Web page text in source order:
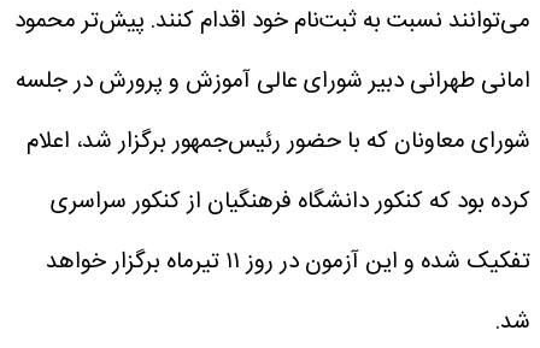
می‌توانند نسبت به ثبت‌نام خود اقدام کنند. پیش‌تر محمود
امانی طهرانی دبیر شورای عالی آموزش و پرورش در جلسه
شورای معاونان که با حضور رئیس‌جمهور برگزار شد، اعلام
کرده بود که کنکور دانشگاه فرهنگیان از کنکور سراسری
تفکیک شده و این آزمون در روز ۱۱ تیرماه برگزار خواهد
شد.